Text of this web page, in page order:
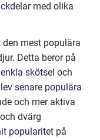
med olika
mest populära
Detta beror på
skötsel och
senare populära
och mer aktiva
dvärg
popularitet på